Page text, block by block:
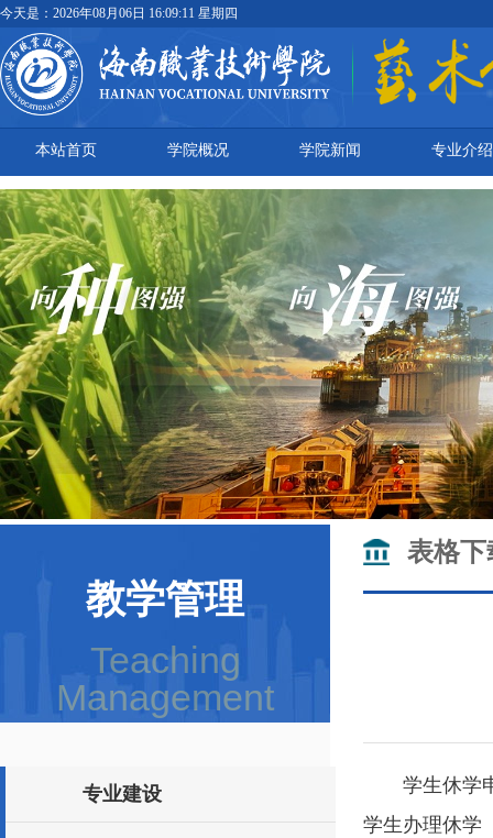
今天是： 2026年08月06日 16:09:12 星期四
本站首页 学院概况 学院新闻 专业介绍
教学管理
Teaching
Management
专业建设
表格下
学生休学
学生办理休学